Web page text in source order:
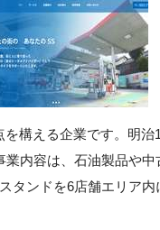
構える企業です。明
内容は、石油製品や中
ンドを6店舗エリア内